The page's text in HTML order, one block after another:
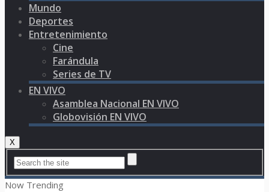
Mundo
Deportes
Entretenimiento
Cine
Farándula
Series de TV
EN VIVO
Asamblea Nacional EN VIVO
Globovisión EN VIVO
X
Now Trending